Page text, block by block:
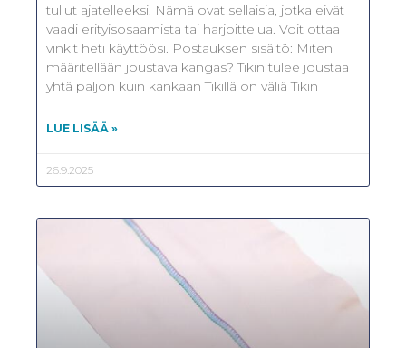
tullut ajatelleeksi. Nämä ovat sellaisia, jotka eivät
vaadi erityisosaamista tai harjoittelua. Voit ottaa
vinkit heti käyttöösi. Postauksen sisältö: Miten
määritellään joustava kangas? Tikin tulee joustaa
yhtä paljon kuin kankaan Tikillä on väliä Tikin
LUE LISÄÄ »
26.9.2025